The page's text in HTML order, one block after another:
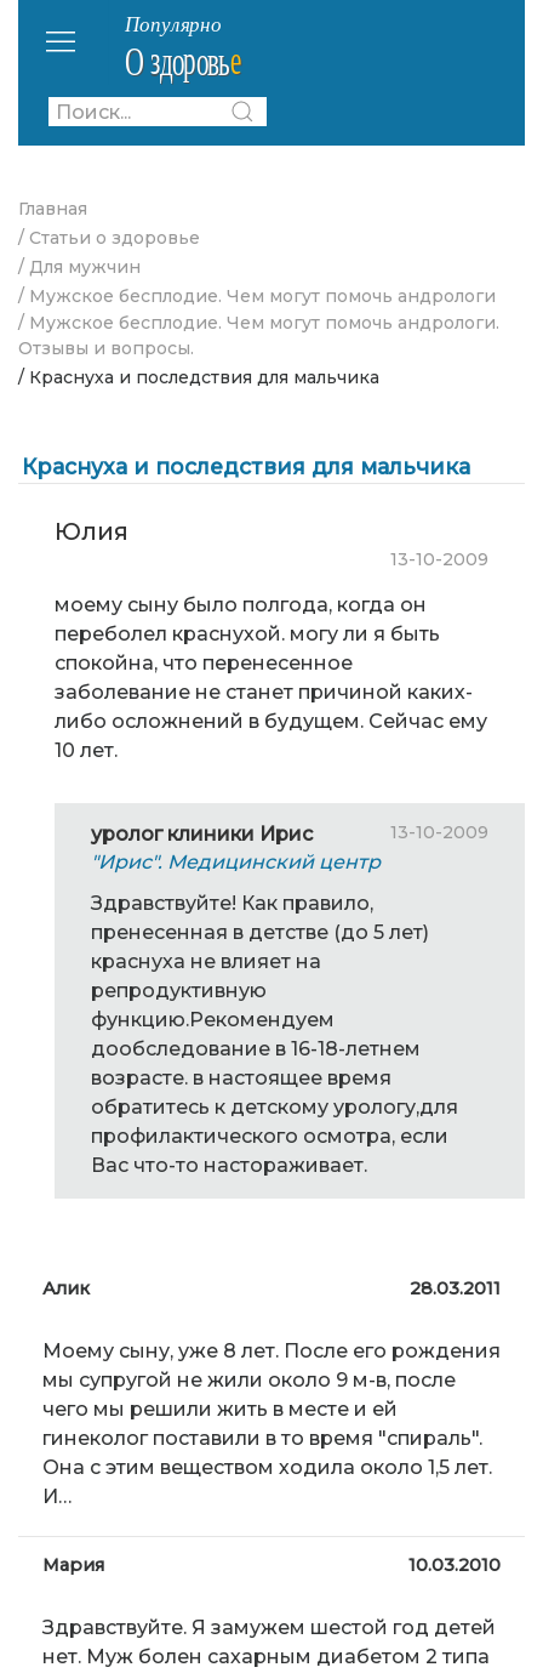
Главная
/ Статьи о здоровье
/ Для мужчин
/ Мужское бесплодие. Чем могут помочь андрологи
/ Мужское бесплодие. Чем могут помочь андрологи.
Отзывы и вопросы.
/ Краснуха и последствия для мальчика
Краснуха и последствия для мальчика
Юлия
13-10-2009
моему сыну было полгода, когда он
переболел краснухой. могу ли я быть
спокойна, что перенесенное
заболевание не станет причиной каких-
либо осложнений в будущем. Сейчас ему
10 лет.
уролог клиники Ирис 13-10-2009
"Ирис". Медицинский центр
Здравствуйте! Как правило,
пренесенная в детстве (до 5 лет)
краснуха не влияет на
репродуктивную
функцию.Рекомендуем
дообследование в 16-18-летнем
возрасте. в настоящее время
обратитесь к детскому урологу,для
профилактического осмотра, если
Вас что-то настораживает.
Алик 28.03.2011
Моему сыну, уже 8 лет. После его рождения
мы супругой не жили около 9 м-в, после
чего мы решили жить в месте и ей
гинеколог поставили в то время "спираль".
Она с этим веществом ходила около 1,5 лет.
И…
Мария 10.03.2010
Здравствуйте. Я замужем шестой год детей
нет. Муж болен сахарным диабетом 2 типа